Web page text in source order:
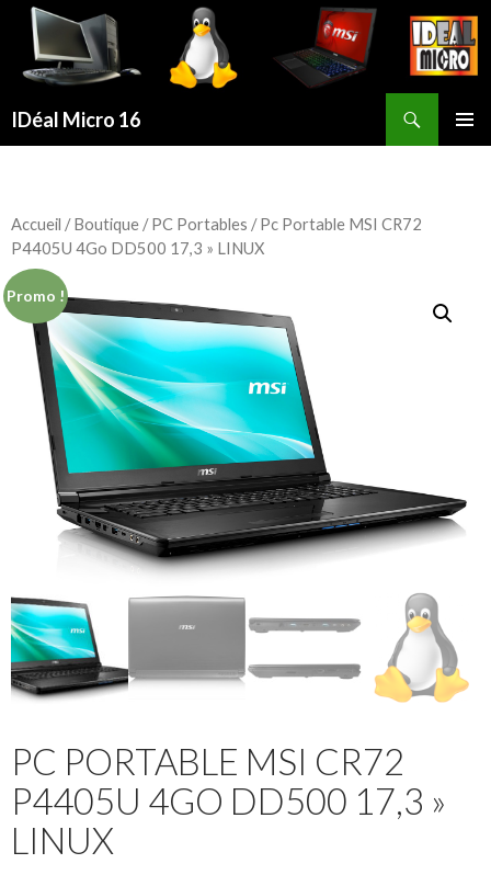
IDéal Micro 16
Accueil /Boutique /PC Portables / Pc Portable MSI CR72
P4405U 4Go DD500 17,3 » LINUX
Promo !
PC PORTABLE MSI CR72
P4405U 4GO DD500 17,3 »
LINUX